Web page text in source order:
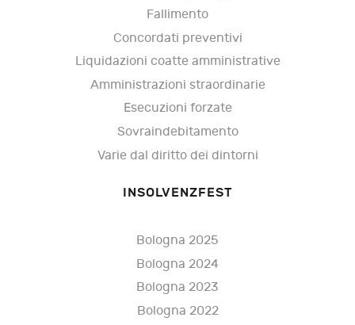
Fallimento
Concordati preventivi
Liquidazioni coatte amministrative
Amministrazioni straordinarie
Esecuzioni forzate
Sovraindebitamento
Varie dal diritto dei dintorni
INSOLVENZFEST
Bologna 2025
Bologna 2024
Bologna 2023
Bologna 2022